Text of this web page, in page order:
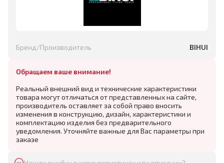
Бренд/Производитель BIHUI
Обращаем ваше внимание!
Реальный внешний вид и технические характеристики
товара могут отличаться от представленных на сайте,
производитель оставляет за собой право вносить
изменения в конструкцию, дизайн, характеристики и
комплектацию изделия без предварительного
уведомления. Уточняйте важные для Вас параметры при
заказе